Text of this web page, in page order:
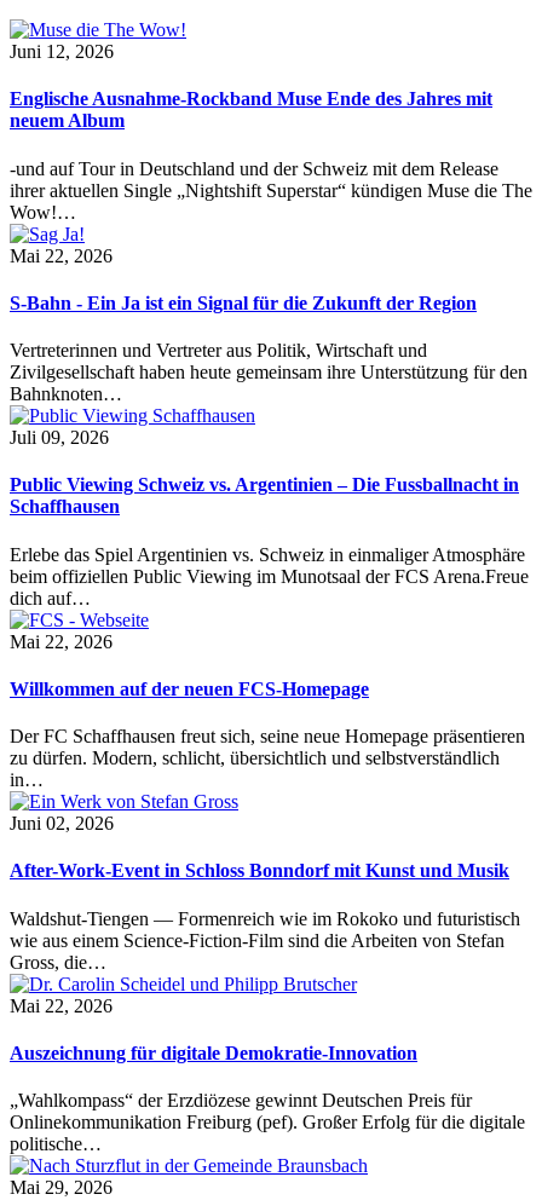
Juni 12, 2026
Englische Ausnahme-Rockband Muse Ende des Jahres mit
neuem Album
-und auf Tour in Deutschland und der Schweiz mit dem Release
ihrer aktuellen Single „Nightshift Superstar“ kündigen Muse die The
Wow!…
Mai 22, 2026
S-Bahn - Ein Ja ist ein Signal für die Zukunft der Region
Vertreterinnen und Vertreter aus Politik, Wirtschaft und
Zivilgesellschaft haben heute gemeinsam ihre Unterstützung für den
Bahnknoten…
Juli 09, 2026
Public Viewing Schweiz vs. Argentinien – Die Fussballnacht in
Schaffhausen
Erlebe das Spiel Argentinien vs. Schweiz in einmaliger Atmosphäre
beim offiziellen Public Viewing im Munotsaal der FCS Arena.Freue
dich auf…
Mai 22, 2026
Willkommen auf der neuen FCS-Homepage
Der FC Schaffhausen freut sich, seine neue Homepage präsentieren
zu dürfen. Modern, schlicht, übersichtlich und selbstverständlich
in…
Juni 02, 2026
After-Work-Event in Schloss Bonndorf mit Kunst und Musik
Waldshut-Tiengen — Formenreich wie im Rokoko und futuristisch
wie aus einem Science-Fiction-Film sind die Arbeiten von Stefan
Gross, die…
Mai 22, 2026
Auszeichnung für digitale Demokratie-Innovation
„Wahlkompass“ der Erzdiözese gewinnt Deutschen Preis für
Onlinekommunikation Freiburg (pef). Großer Erfolg für die digitale
politische…
Mai 29, 2026